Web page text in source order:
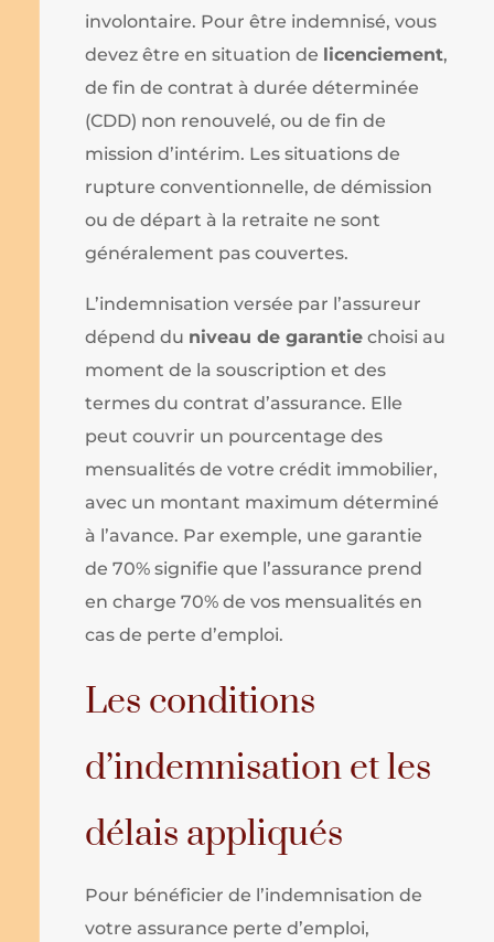
involontaire. Pour être indemnisé, vous
devez être en situation de licenciement,
de fin de contrat à durée déterminée
(CDD) non renouvelé, ou de fin de
mission d’intérim. Les situations de
rupture conventionnelle, de démission
ou de départ à la retraite ne sont
généralement pas couvertes.
L’indemnisation versée par l’assureur
dépend du niveau de garantie choisi au
moment de la souscription et des
termes du contrat d’assurance. Elle
peut couvrir un pourcentage des
mensualités de votre crédit immobilier,
avec un montant maximum déterminé
à l’avance. Par exemple, une garantie
de 70% signifie que l’assurance prend
en charge 70% de vos mensualités en
cas de perte d’emploi.
Les conditions
d’indemnisation et les
délais appliqués
Pour bénéficier de l’indemnisation de
votre assurance perte d’emploi,